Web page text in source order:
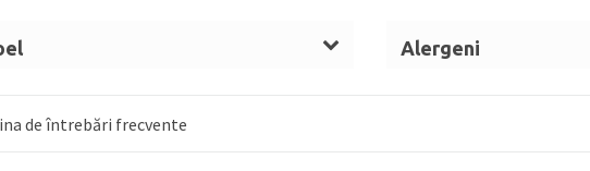
de glucoza,unt
Alergeni
de întrebări frecvente